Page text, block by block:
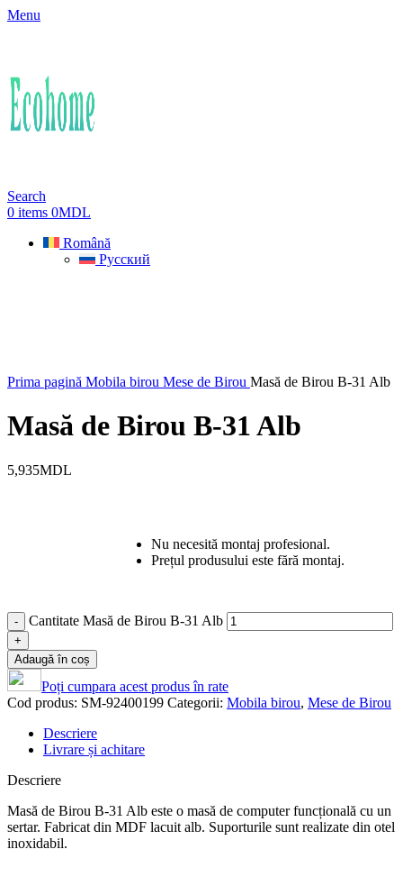
Menu
Search
0 items 0MDL
Română
Русский
Prima pagină Mobila birou Mese de Birou Masă de Birou B-31 Alb
Masă de Birou B-31 Alb
5,935MDL
Nu necesită montaj profesional.
Prețul produsului este fără montaj.
Cantitate Masă de Birou B-31 Alb
Adaugă în coș
Poți cumpara acest produs în rate
Cod produs: SM-92400199 Categorii: Mobila birou, Mese de Birou
Descriere
Livrare și achitare
Descriere
Masă de Birou B-31 Alb este o masă de computer funcțională cu un
sertar. Fabricat din MDF lacuit alb. Suporturile sunt realizate din otel
inoxidabil.